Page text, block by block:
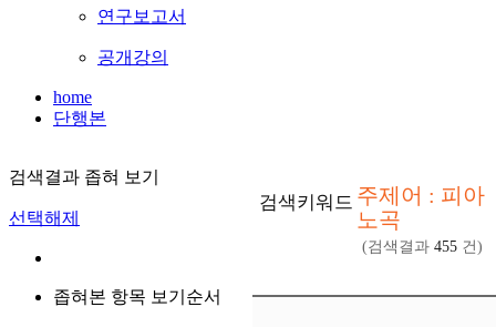
연구보고서
공개강의
home
단행본
검색결과 좁혀 보기
선택해제
좁혀본 항목 보기순서
검색키워드 주제어 : 피아
노곡
(검색결과 455 건)